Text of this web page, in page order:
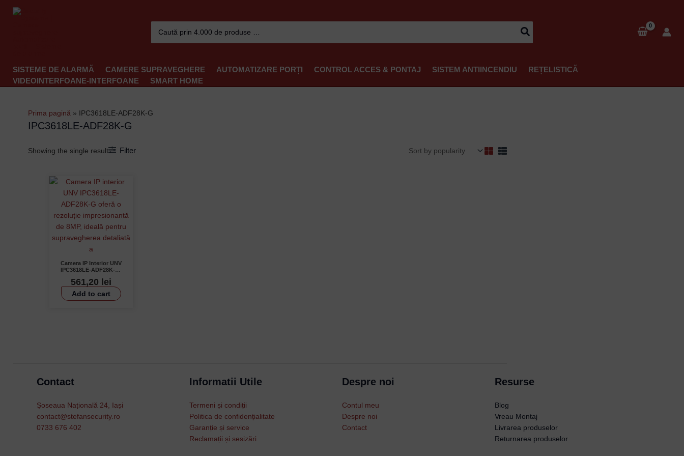
Search
for:
SISTEME DE ALARMĂ CAMERE SUPRAVEGHERE AUTOMATIZARE PORȚI CONTROL ACCES & PONTAJ SISTEM ANTIINCENDIU
REȚELISTICĂ
VIDEOINTERFOANE-INTERFOANE
SMART HOME
Prima pagină » IPC3618LE-ADF28K-G
IPC3618LE-ADF28K-G
Showing the single result Filter
Camera IP Interior UNV
IPC3618LE-ADF28K-G,
PoE, IP67, VCA
561,20 lei
Add to cart
Contact
Șoseaua Națională 24, Iași
contact@stefansecurity.ro
0733 676 402
Informatii Utile
Termeni și condiții
Politica de confidențialitate
Garanție și service
Reclamații și sesizări
Despre noi
Contul meu
Despre noi
Contact
Resurse
Blog
Vreau Montaj
Livrarea produselor
Returnarea produselor